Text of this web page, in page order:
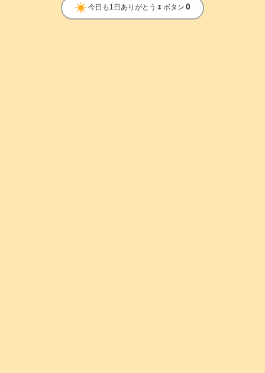
clear_day 今日も1日ありがとう🌷ボタン 0